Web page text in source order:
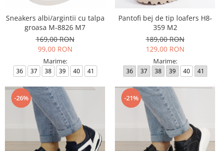
Sneakers albi/argintii cu talpa
groasa M-8826 M7
169,00 RON
99,00 RON
Marime:
36 37 38 39 40 41
Pantofi bej de tip loafers H8-
359 M2
189,00 RON
129,00 RON
Marime:
36 37 38 39 40 41
-26% -21%